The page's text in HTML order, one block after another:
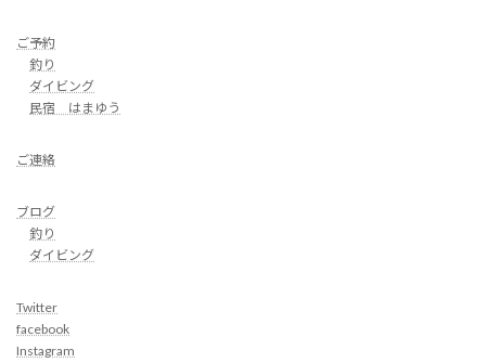
ご予約
釣り
ダイビング
民宿 はまゆう
ご連絡
ブログ
釣り
ダイビング
Twitter
facebook
Instagram